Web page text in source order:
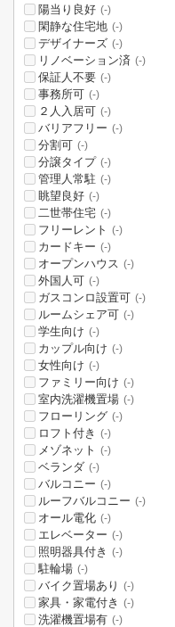
陽当り良好 (-)
閑静な住宅地 (-)
デザイナーズ (-)
リノベーション済 (-)
保証人不要 (-)
事務所可 (-)
２人入居可 (-)
バリアフリー (-)
分割可 (-)
分譲タイプ (-)
管理人常駐 (-)
眺望良好 (-)
二世帯住宅 (-)
フリーレント (-)
カードキー (-)
オープンハウス (-)
外国人可 (-)
ガスコンロ設置可 (-)
ルームシェア可 (-)
学生向け (-)
カップル向け (-)
女性向け (-)
ファミリー向け (-)
室内洗濯機置場 (-)
フローリング (-)
ロフト付き (-)
メゾネット (-)
ベランダ (-)
バルコニー (-)
ルーフバルコニー (-)
オール電化 (-)
エレベーター (-)
照明器具付き (-)
駐輪場 (-)
バイク置場あり (-)
家具・家電付き (-)
洗濯機置場有 (-)